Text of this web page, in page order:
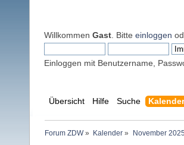
Willkommen Gast . Bitte einloggen
Einloggen mit Benutzername,
Übersicht Hilfe Suche Kalender
Forum ZDW» Kalender » November 2025